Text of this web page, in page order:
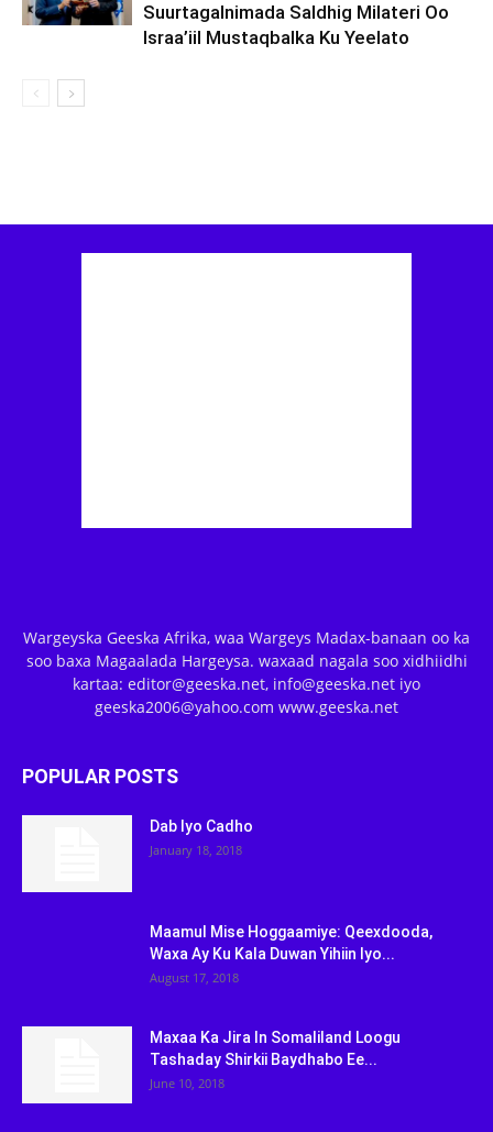
Suurtagalnimada Saldhig Milateri Oo
Israa’iil Mustaqbalka Ku Yeelato
Wargeyska Geeska Afrika, waa Wargeys Madax-banaan oo ka
soo baxa Magaalada Hargeysa. waxaad nagala soo xidhiidhi
kartaa: editor@geeska.net, info@geeska.net iyo
geeska2006@yahoo.com www.geeska.net
POPULAR POSTS
Dab Iyo Cadho
January 18, 2018
Maamul Mise Hoggaamiye: Qeexdooda,
Waxa Ay Ku Kala Duwan Yihiin Iyo...
August 17, 2018
Maxaa Ka Jira In Somaliland Loogu
Tashaday Shirkii Baydhabo Ee...
June 10, 2018